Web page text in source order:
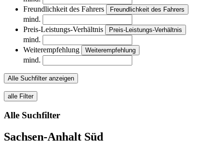
Freundlichkeit des Fahrers
Freundlichkeit des Fahrers
mind.
Preis-Leistungs-Verhältnis
Preis-Leistungs-Verhältnis
mind.
Weiterempfehlung
Weiterempfehlung
mind.
Alle Suchfilter anzeigen
alle Filter
Alle Suchfilter
Sachsen-Anhalt Süd